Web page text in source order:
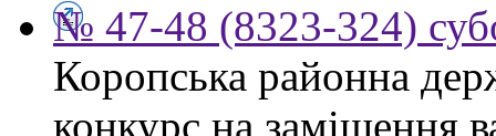
№ 47-48 (8323-324)
Коропська районна
конкурс на заміщення